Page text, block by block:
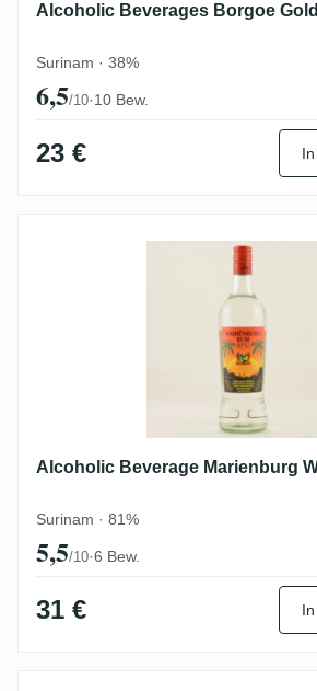
Alcoholic Beverages Borgoe Gold
Surinam · 38%
6,5/10·10 Bew.
23 €
Alcoholic Beverage
Alcoholic Beverage Marienburg
Surinam · 81%
5,5/10·6 Bew.
31 €